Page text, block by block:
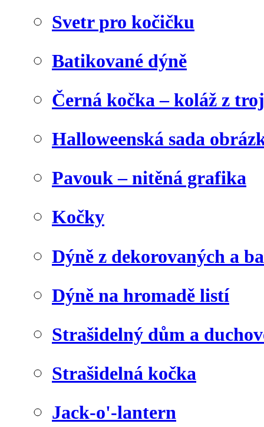
Svetr pro kočičku
Batikované dýně
Černá kočka – koláž z
Halloweenská sada
Pavouk – nitěná grafika
Kočky
Dýně z dekorovaných a
Dýně na hromadě listí
Strašidelný dům a
Strašidelná kočka
Jack-o'-lantern